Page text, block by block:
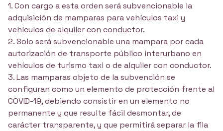
1. Con cargo a esta orden será subvencionable la
adquisición de mamparas para vehículos taxi y
vehículos de alquiler con conductor.
2. Solo será subvencionable una mampara por cada
autorización de transporte público interurbano en
vehículos de turismo taxi o de alquiler con conductor.
3. Las mamparas objeto de la subvención se
configuran como un elemento de protección frente al
COVID-19, debiendo consistir en un elemento no
permanente y que resulte fácil desmontar, de
carácter transparente, y que permitirá separar la fila